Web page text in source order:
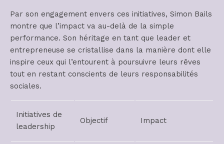
Par son engagement envers ces initiatives, Simon Bails
montre que l’impact va au-delà de la simple
performance. Son héritage en tant que leader et
entrepreneuse se cristallise dans la manière dont elle
inspire ceux qui l’entourent à poursuivre leurs rêves
tout en restant conscients de leurs responsabilités
sociales.
Initiatives de
leadership
Objectif Impact